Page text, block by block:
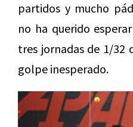
partidos y mucho
no ha querido
tres jornadas de 1/32
golpe inesperado.